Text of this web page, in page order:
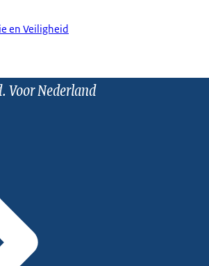
en Veiligheid
Voor Nederland